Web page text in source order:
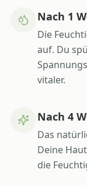
Nach 1
Die
auf. Du
vitaler.
Nach 4
Das
Deine
die